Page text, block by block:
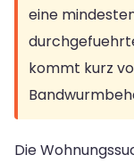
eine
kommt kurz
Die